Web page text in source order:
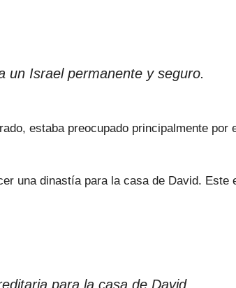
un Israel permanente y seguro.
estaba preocupado principalmente por
una dinastía para la casa de David. Este
para la casa de David.